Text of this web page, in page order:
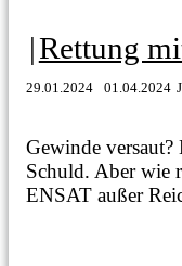
|Rettung
29.01.2024 01.04.2024
Gewinde
Schuld. Aber wie
ENSAT außer